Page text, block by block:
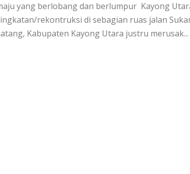
yang berlobang dan berlumpur Kayong
rekontruksi di sebagian ruas jalan
Kabupaten Kayong Utara justru merusak...